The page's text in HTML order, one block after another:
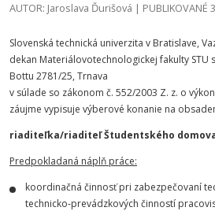
AUTOR: Jaroslava Ďurišová | PUBLIKOVANÉ
Slovenská technická univerzita v Bratislave,
dekan Materiálovotechnologickej fakulty STU
Bottu 2781/25, Trnava
v súlade so zákonom č. 552/2003 Z. z. o
záujme vypisuje výberové konanie na
riaditeľka/riaditeľ Študentského
Predpokladaná náplň práce:
koordinačná činnosť pri zabezpečovaní
technicko-prevádzkových činností